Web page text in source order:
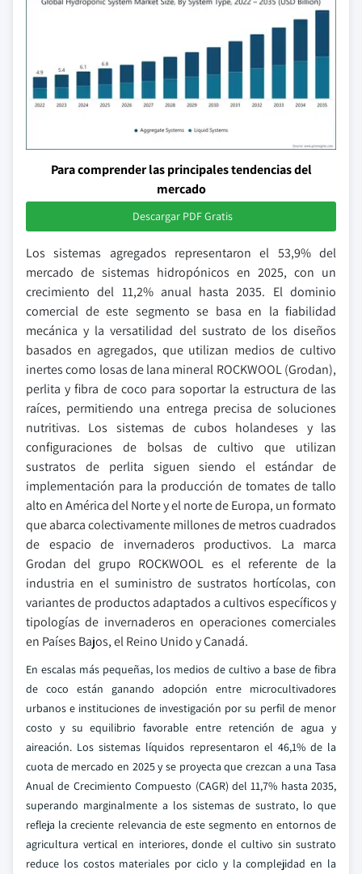
Para comprender las principales tendencias del
mercado
Descargar PDF Gratis
Los sistemas agregados representaron el 53,9% del
mercado de sistemas hidropónicos en 2025, con un
crecimiento del 11,2% anual hasta 2035. El dominio
comercial de este segmento se basa en la fiabilidad
mecánica y la versatilidad del sustrato de los diseños
basados en agregados, que utilizan medios de cultivo
inertes como losas de lana mineral ROCKWOOL (Grodan),
perlita y fibra de coco para soportar la estructura de las
raíces, permitiendo una entrega precisa de soluciones
nutritivas. Los sistemas de cubos holandeses y las
configuraciones de bolsas de cultivo que utilizan
sustratos de perlita siguen siendo el estándar de
implementación para la producción de tomates de tallo
alto en América del Norte y el norte de Europa, un formato
que abarca colectivamente millones de metros cuadrados
de espacio de invernaderos productivos. La marca
Grodan del grupo ROCKWOOL es el referente de la
industria en el suministro de sustratos hortícolas, con
variantes de productos adaptados a cultivos específicos y
tipologías de invernaderos en operaciones comerciales
en Países Bajos, el Reino Unido y Canadá.
En escalas más pequeñas, los medios de cultivo a base de fibra
de coco están ganando adopción entre microcultivadores
urbanos e instituciones de investigación por su perfil de menor
costo y su equilibrio favorable entre retención de agua y
aireación. Los sistemas líquidos representaron el 46,1% de la
cuota de mercado en 2025 y se proyecta que crezcan a una Tasa
Anual de Crecimiento Compuesto (CAGR) del 11,7% hasta 2035,
superando marginalmente a los sistemas de sustrato, lo que
refleja la creciente relevancia de este segmento en entornos de
agricultura vertical en interiores, donde el cultivo sin sustrato
reduce los costos materiales por ciclo y la complejidad en la